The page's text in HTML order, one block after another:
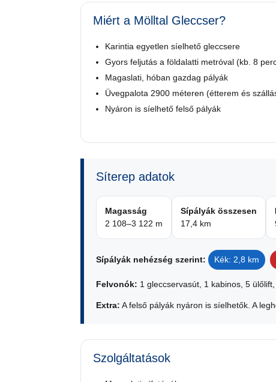
Miért a Mölltal Gleccser?
Karintia egyetlen síelhető gleccsere
Gyors feljutás a földalatti metróval (kb. 8
Magaslati, hóban gazdag pályák
Üvegpalota 2900 méteren (étterem és
Nyáron is síelhető felső pályák
Síterep adatok
Magasság
2 108–3 122 m
Sípályák összesen
17,4 km
Sípályák nehézség szerint: Kék: 2,8 km
Felvonók: 1 gleccservasút, 1 kabinos, 5
Extra: A felső pályák nyáron is síelhetők. A
Szolgáltatások